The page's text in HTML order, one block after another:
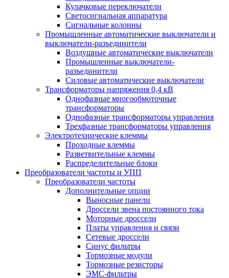
Кулачковые переключатели
Светосигнальная аппаратура
Сигнальные колонны
Промышленные автоматические выключатели и
выключатели-разъединители
Воздушные автоматические выключатели
Промышленные выключатели-
разъединители
Силовые автоматические выключатели
Трансформаторы напряжения 0,4 кВ
Однофазные многообмоточные
трансформаторы
Однофазные трансформаторы управления
Трехфазные трансформаторы управления
Электротехнические клеммы
Проходные клеммы
Разветвительные клеммы
Распределительные блоки
Преобразователи частоты и УПП
Преобразователи частоты
Дополнительные опции
Выносные панели
Дроссели звена постоянного тока
Моторные дроссели
Платы управления и связи
Сетевые дроссели
Синус фильтры
Тормозные модули
Тормозные резисторы
ЭМС-фильтры